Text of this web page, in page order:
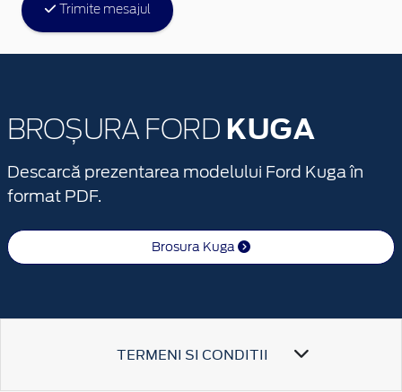
Trimite mesajul
BROȘURA FORD KUGA
Descarcă prezentarea modelului Ford Kuga în
format PDF.
Brosura Kuga
TERMENI SI CONDITII